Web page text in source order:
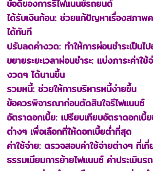
ข้อดีของการรีไฟแนนซ์รถยนต์
ได้รับเงินก้อน: ช่วยแก้ปัญหาเรื่องสภาพ
ได้ทันที
ปรับลดค่างวด: ทำให้การผ่อนชำระเป็นไ
ขยายระยะเวลาผ่อนชำระ: แบ่งภาระค่าใช้
งวดๆ ได้นานขึ้น
รวมหนี้: ช่วยให้การบริหารหนี้ง่ายขึ้น
ข้อควรพิจารณาก่อนตัดสินใจรีไฟแนนซ์
อัตราดอกเบี้ย: เปรียบเทียบอัตราดอกเบี้
ต่างๆ เพื่อเลือกที่ให้ดอกเบี้ยต่ำที่สุด
ค่าใช้จ่าย: ตรวจสอบค่าใช้จ่ายต่างๆ ที่เ
ธรรมเนียมการย้ายไฟแนนซ์ ค่าประเมินร